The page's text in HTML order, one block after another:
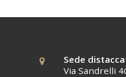
Sede
Via Sandrelli